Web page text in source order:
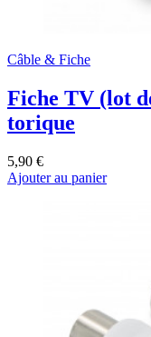
Câble & Fiche
Fiche TV (lot
torique
5,90 €
Ajouter au panier